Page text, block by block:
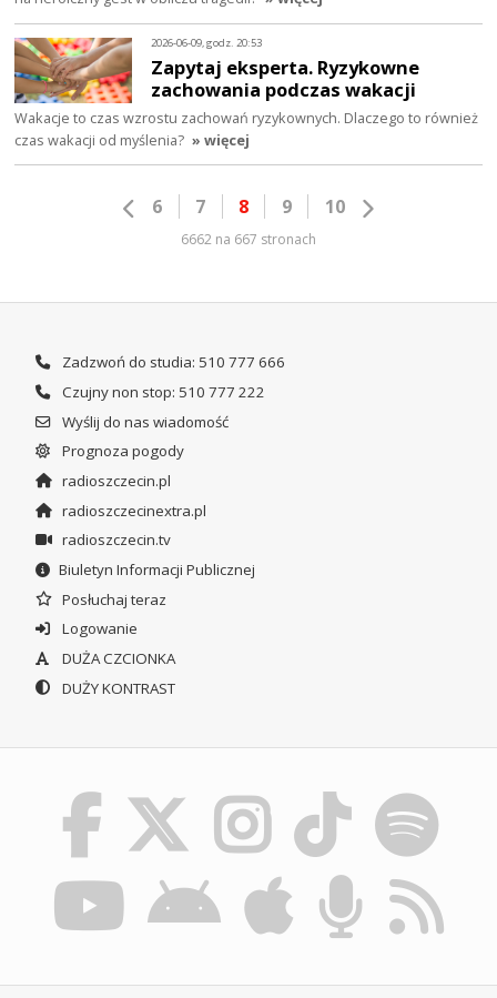
2026-06-09, godz. 20:53
Zapytaj eksperta. Ryzykowne
zachowania podczas wakacji
Wakacje to czas wzrostu zachowań ryzykownych. Dlaczego to również
czas wakacji od myślenia? » więcej
6 7 8 9 10
6662 na 667 stronach
Zadzwoń do studia: 510 777 666
Czujny non stop: 510 777 222
Wyślij do nas wiadomość
Prognoza pogody
radioszczecin.pl
radioszczecinextra.pl
radioszczecin.tv
Biuletyn Informacji Publicznej
Posłuchaj teraz
Logowanie
DUŻA CZCIONKA
DUŻY KONTRAST